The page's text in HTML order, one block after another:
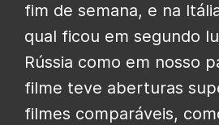
fim de semana, e na
qual ficou em segundo
Rússia como em nosso
filme teve aberturas
filmes comparáveis,